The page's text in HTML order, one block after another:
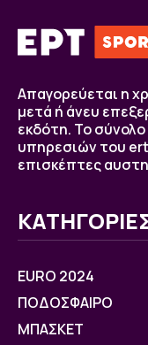
Απαγορεύεται η
μετά ή άνευ
εκδότη. Το
υπηρεσιών του
επισκέπτες
EURO 2024
ΠΟΔΟΣΦΑΙΡΟ
ΜΠΑΣΚΕΤ